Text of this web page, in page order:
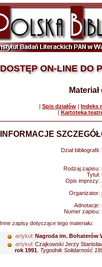
DOSTĘP ON-LINE DO
| Spis działów | Indeks
| Kartoteka
INFORMACJE
Dział bibliografii:
Rodzaj zapisu:
Tytuł:
Opis imprezy:
Organizator:
Adnotacje:
Numer zapisu:
Inne zapisy dotyczące tego materiału:
artykuł: Nagroda im. Bohaterów
artykuł: Czajkowski Jerzy
rok 1991 Tygodnik Solidarność